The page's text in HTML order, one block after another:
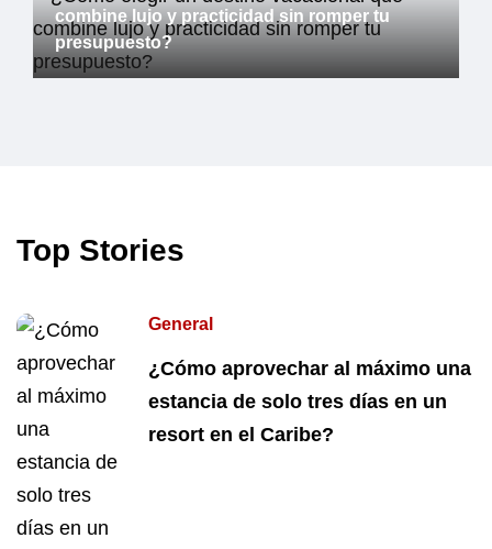
combine lujo y practicidad sin romper tu
presupuesto?
Top Stories
General
¿Cómo aprovechar al máximo una
estancia de solo tres días en un
resort en el Caribe?